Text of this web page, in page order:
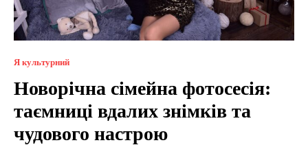
Я культурний
Новорічна сімейна фотосесія:
таємниці вдалих знімків та
чудового настрою